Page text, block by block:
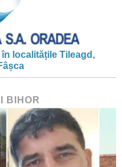
localitățile Tileagd,
BIHOR